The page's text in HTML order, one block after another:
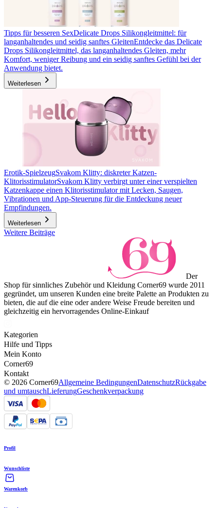
Tipps für besseren SexDelicate Drops Silikongleitmittel: für
langanhaltendes und seidig sanftes GleitenEntdecke das Delicate
Drops Silikongleitmittel, das langanhaltendes Gleiten, mehr
Komfort, weniger Reibung und ein seidig sanftes Gefühl bei der
Anwendung bietet.
Weiterlesen
Erotik-SpielzeugSvakom Klitty: diskreter Katzen-
KlitorisstimulatorSvakom Klitty verbirgt unter einer verspielten
Katzenkappe einen Klitorisstimulator mit Lecken, Saugen,
Vibrationen und App-Steuerung für die Entdeckung neuer
Empfindungen.
Weiterlesen
Weitere Beiträge
Der
Shop für sinnliches Zubehör und Kleidung Corner69 wurde 2011
gegründet, um unseren Kunden eine breite Palette an Produkten zu
bieten, die auf die eine oder andere Weise Freude bereiten und
gleichzeitig ein hervorragendes Online-Einkauf
Kategorien
Hilfe und Tipps
Mein Konto
Corner69
Kontakt
© 2026 Corner69Allgemeine BedingungenDatenschutzRückgabe
und umtauschLieferungGeschenkverpackung
Profil
Wunschliste
Warenkorb